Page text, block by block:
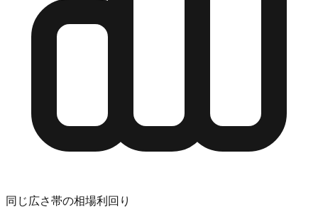
同じ広さ帯の相場利回り